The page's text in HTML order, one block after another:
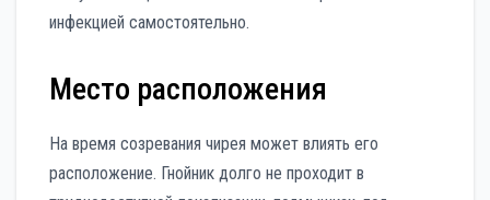
инфекцией самостоятельно.
Место расположения
На время созревания чирея может влиять его
расположение. Гнойник долго не проходит в